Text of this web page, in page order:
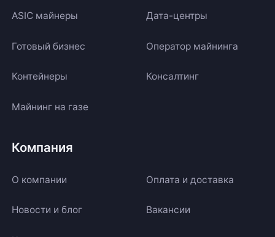
ASIC майнеры
Готовый бизнес
Контейнеры
Майнинг на газе
Дата-центры
Оператор майнинга
Консалтинг
Компания
О компании Оплата и доставка
Новости и блог Вакансии